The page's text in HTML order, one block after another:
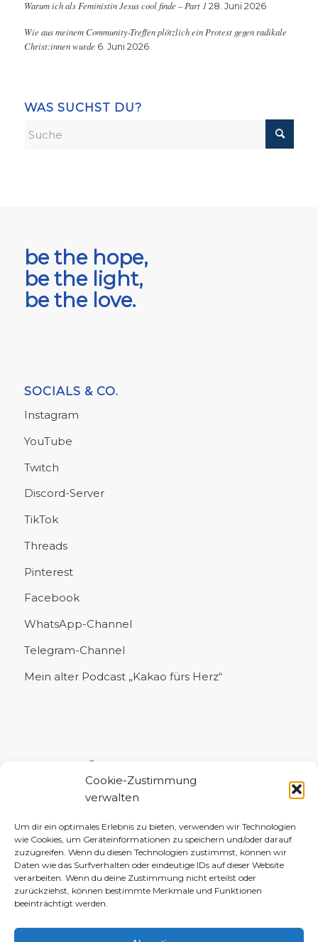
Cookie-Zustimmung
verwalten
Um dir ein optimales Erlebnis zu bieten, verwenden wir Technologien
wie Cookies, um Geräteinformationen zu speichern und/oder darauf
zuzugreifen. Wenn du diesen Technologien zustimmst, können wir
Daten wie das Surfverhalten oder eindeutige IDs auf dieser Website
verarbeiten. Wenn du deine Zustimmung nicht erteilst oder
zurückziehst, können bestimmte Merkmale und Funktionen
beeinträchtigt werden.
Warum ich als Feministin Jesus cool finde – Part 1 28. Juni 2026
Wie aus meinem Community-Treffen plötzlich ein Protest gegen radikale
Christ:innen wurde 6. Juni 2026
WAS SUCHST DU?
be the hope,
be the light,
be the love.
SOCIALS & CO.
Instagram
YouTube
Twitch
Discord-Server
TikTok
Threads
Pinterest
Facebook
WhatsApp-Channel
Telegram-Channel
Mein alter Podcast „Kakao fürs Herz“